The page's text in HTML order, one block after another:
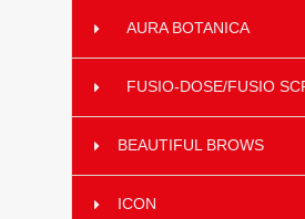
AURA BOTANICA
FUSIO-DOSE/FUSIO
BEAUTIFUL BROWS
ICON